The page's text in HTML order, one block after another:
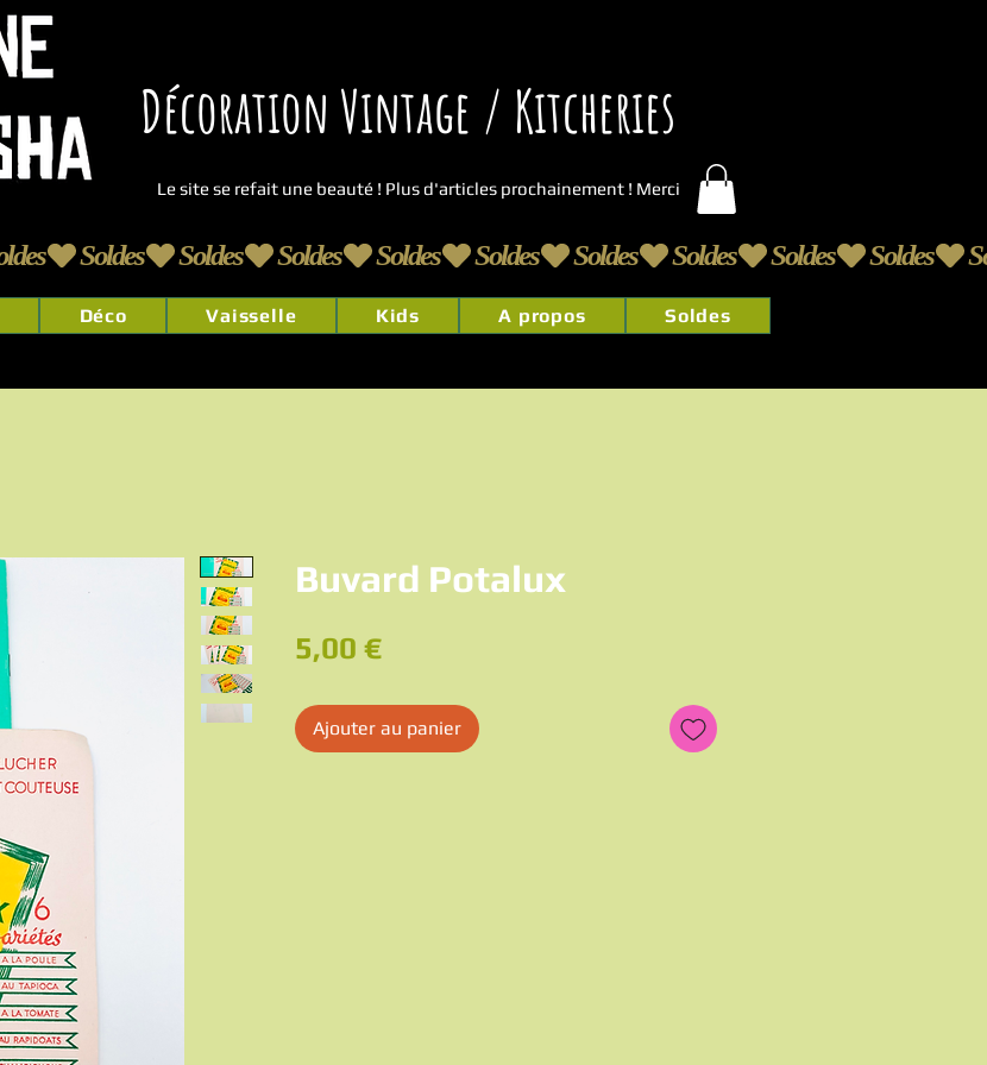
Décoration Vintage / Kitcheries
Le site se refait une beauté ! Plus d'articles prochainement ! Merci
Déco Vaisselle Kids A propos Soldes
Buvard Potalux
5,00 €Prix
Ajouter au panier